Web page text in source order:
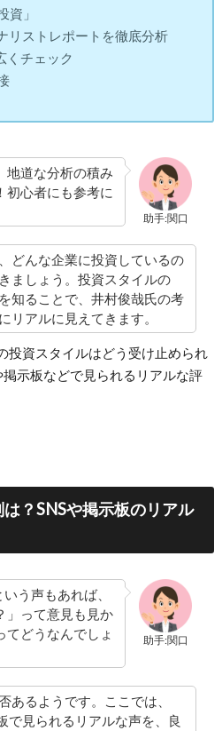
資」
リストレポートを徹底分析
くチェック
助手:関口
地道な分析の積み
初心者にも参考に
どんな企業に投資しているの
ましょう。投資スタイルの
を知ることで、井村俊哉氏の考
リアルに見えてきます。
投資スタイルはどう受け止められ
示板などで見られるリアルな評
？SNSや掲示板のリアル
助手:関口
う声もあれば、
」って意見も見か
てどうなんでしょ
あるようです。ここでは、
で見られるリアルな声を、良